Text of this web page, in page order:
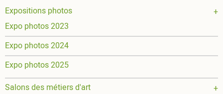
Main
navigation
Expositions photos
Expo photos 2023
Expo photos 2024
Expo photos 2025
Salons des métiers d'art